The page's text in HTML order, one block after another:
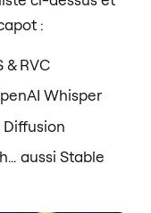
:
& RVC
Whisper
Diffusion
aussi Stable